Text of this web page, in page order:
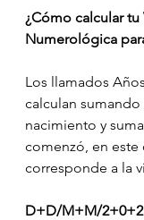
¿Cómo calcular
Numerológica
Los llamados
calculan
nacimiento y
comenzó, en este
corresponde a la
D+D/M+M/